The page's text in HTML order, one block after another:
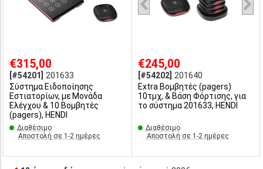
€315,00
[#54201]
201633
Σύστημα Ειδοποίησης
Εστιατορίων, με Μονάδα
Ελέγχου & 10 Βομβητές
(pagers), HENDI
Διαθέσιμο
Αποστολή σε 1-2 ημέρες
€245,00
[#54202] 201640
Extra Βομβητές (pagers)
10τμχ, & Βάση Φόρτισης, για
το σύστημα 201633, HENDI
Διαθέσιμο
Αποστολή σε 1-2 ημέρες